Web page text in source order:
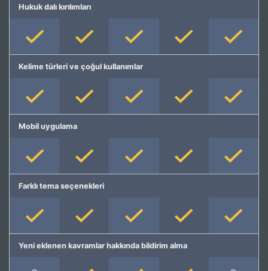
Hukuk dalı kırılımları
Kelime türleri ve çoğul kullanımlar
Mobil uygulama
Farklı tema seçenekleri
Yeni eklenen kavramlar hakkında bildirim alma